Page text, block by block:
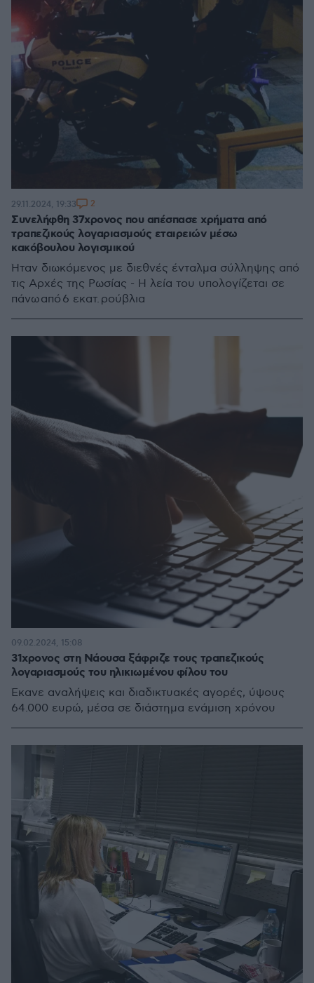
Συνελήφθη 37χρονος που απέσπασε χρήματα από
τραπεζικούς λογαριασμούς εταιρειών μέσω
κακόβουλου λογισμικού
Ήταν διωκόμενος με διεθνές ένταλμα σύλληψης από
τις Αρχές της Ρωσίας - Η λεία του υπολογίζεται σε
πάνω από 6 εκατ. ρούβλια
29.11.2024, 19:33 2
31χρονος στη Νάουσα ξάφριζε τους τραπεζικούς
λογαριασμούς του ηλικιωμένου φίλου του
Έκανε αναλήψεις και διαδικτυακές αγορές, ύψους
64.000 ευρώ, μέσα σε διάστημα ενάμιση χρόνου
09.02.2024, 15:08